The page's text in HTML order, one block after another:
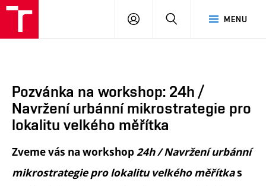
MENU
PŘIHLÁSIT
Pozvánka na workshop: 24h /
Navržení urbánní mikrostrategie pro
lokalitu velkého měřítka
Zveme vás na workshop24h / Navržení urbánní
mikrostrategie pro lokalitu velkého měřítkas